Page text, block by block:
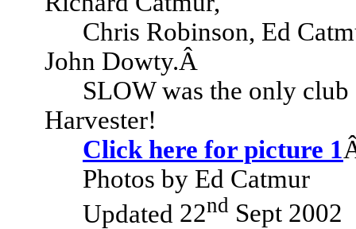
Chris Robinson, Ed
John Dowty.Â
SLOW was the only
Harvester!
Click here for picture 1
Photos by Ed Catmur
Updated 22nd Sept 2002